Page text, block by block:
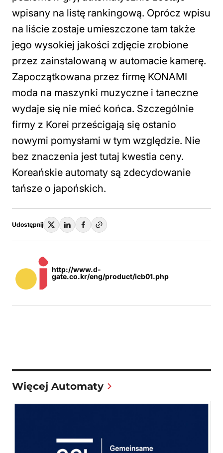
wpisany na listę rankingową. Oprócz wpisu
na liście zostaje umieszczone tam także
jego wysokiej jakości zdjęcie zrobione
przez zainstalowaną w automacie kamerę.
Zapoczątkowana przez firmę KONAMI
moda na maszynki muzyczne i taneczne
wydaje się nie mieć końca. Szczególnie
firmy z Korei prześcigają się ostanio
nowymi pomysłami w tym względzie. Nie
bez znaczenia jest tutaj kwestia ceny.
Koreańskie automaty są zdecydowanie
tańsze o japońskich.
Udostępnij
http://www.d-
gate.co.kr/eng/product/icb01.php
Więcej Automaty